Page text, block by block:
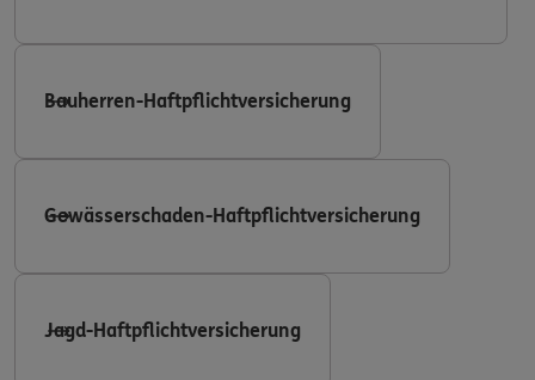
Bauherren-Haftpflichtversicherung
Gewässerschaden-Haftpflichtversicherung
Jagd-Haftpflichtversicherung